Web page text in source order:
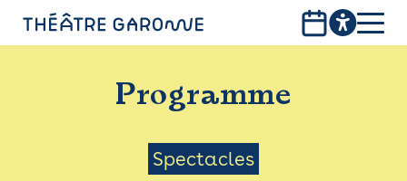
PROGRAMME
INFOS PRATIQUES
AVEC LES PUBLICS
Programme
Menu
Spectacles